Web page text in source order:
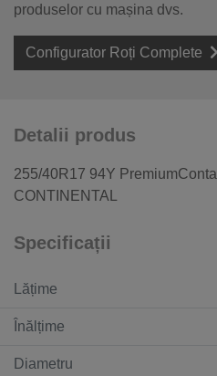
produselor cu mașina dvs.
Configurator Roți Complete
Detalii produs
255/40R17 94Y
CONTINENTAL
Specificații
Lățime
Înălțime
Diametru